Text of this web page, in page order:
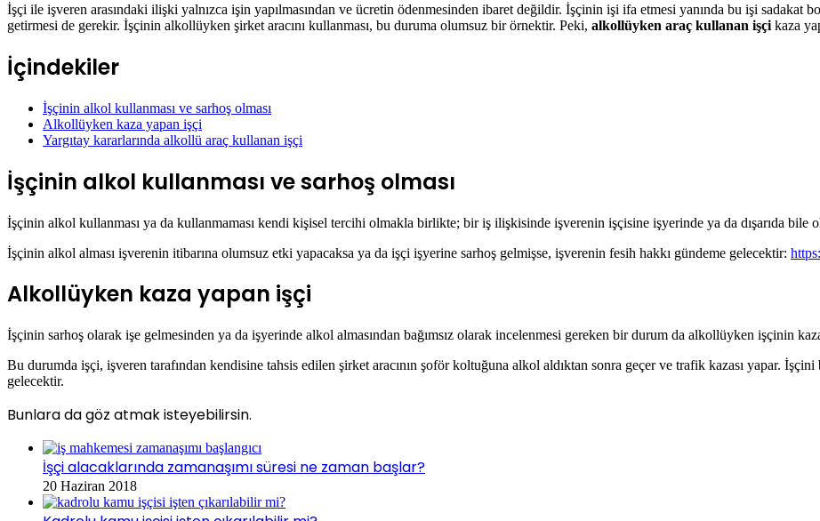
İşçi ile işveren arasındaki ilişki yalnızca işin yapılmasından ve ücretin ödenmesinden ibaret değildir. İşçinin işi ifa etmesi yanında bu işi sadakat
getirmesi de gerekir. İşçinin alkollüyken şirket aracını kullanması, bu duruma olumsuz bir örnektir. Peki, alkollüyken araç kullanan işçi kaza
İçindekiler
İşçinin alkol kullanması ve sarhoş olması
Alkollüyken kaza yapan işçi
Yargıtay kararlarında alkollü araç kullanan işçi
İşçinin alkol kullanması ve sarhoş olması
İşçinin alkol kullanması ya da kullanmaması kendi kişisel tercihi olmakla birlikte; bir iş ilişkisinde işverenin işçisine işyerinde ya da dışarıda bile
İşçinin alkol alması işverenin itibarına olumsuz etki yapacaksa ya da işçi işyerine sarhoş gelmişse, işverenin fesih hakkı gündeme gelecektir:
Alkollüyken kaza yapan işçi
İşçinin sarhoş olarak işe gelmesinden ya da işyerinde alkol almasından bağımsız olarak incelenmesi gereken bir durum da alkollüyken işçinin kaza
Bu durumda işçi, işveren tarafından kendisine tahsis edilen şirket aracının şoför koltuğuna alkol aldıktan sonra geçer ve trafik kazası yapar. İşçini
gelecektir.
Bunlara da göz atmak isteyebilirsin.
İşçi alacaklarında zamanaşımı süresi ne zaman başlar?
20 Haziran 2018